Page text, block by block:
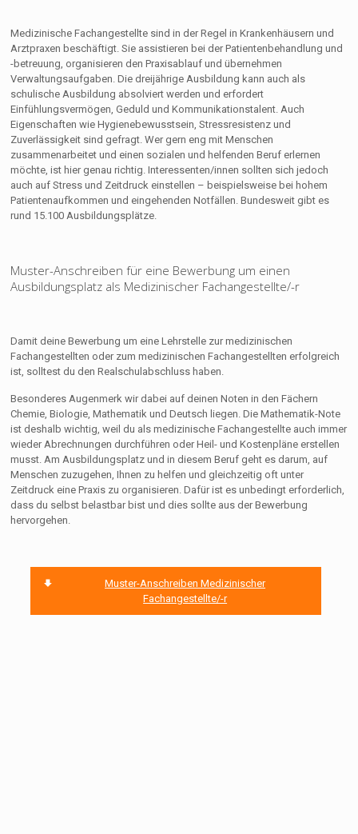
Medizinische Fachangestellte sind in der Regel in Krankenhäusern und
Arztpraxen beschäftigt. Sie assistieren bei der Patientenbehandlung und
-betreuung, organisieren den Praxisablauf und übernehmen
Verwaltungsaufgaben. Die dreijährige Ausbildung kann auch als
schulische Ausbildung absolviert werden und erfordert
Einfühlungsvermögen, Geduld und Kommunikationstalent. Auch
Eigenschaften wie Hygienebewusstsein, Stressresistenz und
Zuverlässigkeit sind gefragt. Wer gern eng mit Menschen
zusammenarbeitet und einen sozialen und helfenden Beruf erlernen
möchte, ist hier genau richtig. Interessenten/innen sollten sich jedoch
auch auf Stress und Zeitdruck einstellen – beispielsweise bei hohem
Patientenaufkommen und eingehenden Notfällen. Bundesweit gibt es
rund 15.100 Ausbildungsplätze.
Muster-Anschreiben für eine Bewerbung um einen
Ausbildungsplatz als Medizinischer Fachangestellte/-r
Damit deine Bewerbung um eine Lehrstelle zur medizinischen
Fachangestellten oder zum medizinischen Fachangestellten erfolgreich
ist, solltest du den Realschulabschluss haben.
Besonderes Augenmerk wir dabei auf deinen Noten in den Fächern
Chemie, Biologie, Mathematik und Deutsch liegen. Die Mathematik-Note
ist deshalb wichtig, weil du als medizinische Fachangestellte auch immer
wieder Abrechnungen durchführen oder Heil- und Kostenpläne erstellen
musst. Am Ausbildungsplatz und in diesem Beruf geht es darum, auf
Menschen zuzugehen, Ihnen zu helfen und gleichzeitig oft unter
Zeitdruck eine Praxis zu organisieren. Dafür ist es unbedingt erforderlich,
dass du selbst belastbar bist und dies sollte aus der Bewerbung
hervorgehen.
Muster-Anschreiben Medizinischer
Fachangestellte/-r